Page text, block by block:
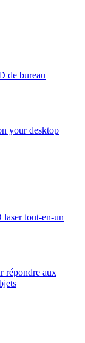
de bureau
your desktop
laser tout-en-un
répondre aux